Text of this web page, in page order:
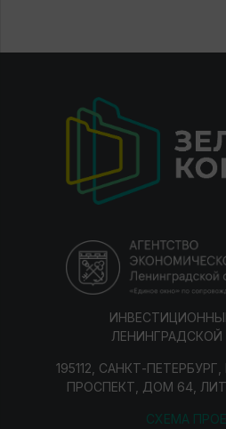
195112, САНКТ-
ПРОСПЕКТ, ДОМ 64,
СХЕМА